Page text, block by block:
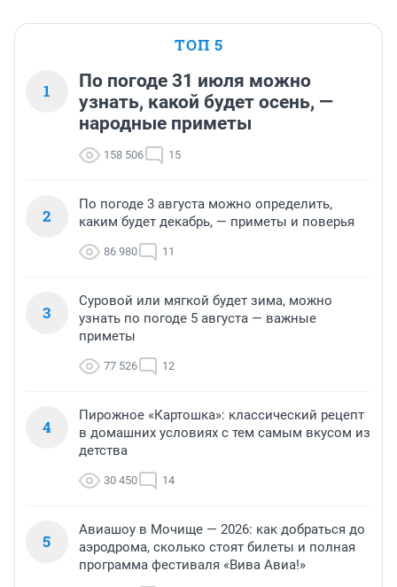
ТОП 5
1
По погоде 31 июля можно
узнать, какой будет осень, —
народные приметы
158 506 15
2
По погоде 3 августа можно определить,
каким будет декабрь, — приметы и поверья
86 980 11
3
Суровой или мягкой будет зима, можно
узнать по погоде 5 августа — важные
приметы
77 526 12
4
Пирожное «Картошка»: классический рецепт
в домашних условиях с тем самым вкусом из
детства
30 450 14
5
Авиашоу в Мочище — 2026: как добраться до
аэродрома, сколько стоят билеты и полная
программа фестиваля «Вива Авиа!»